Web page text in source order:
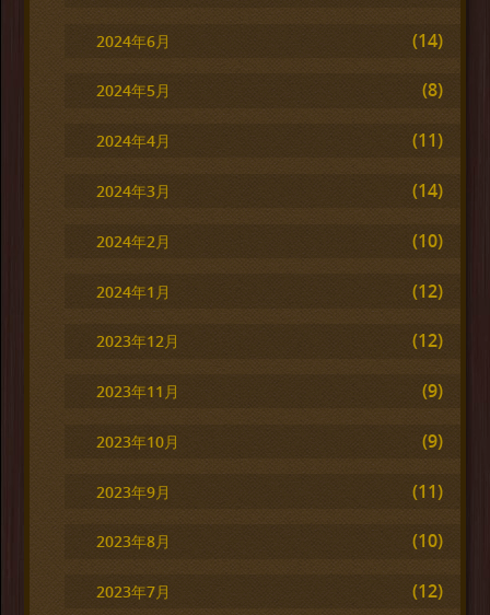
2024年6月 (14)
2024年5月 (8)
2024年4月 (11)
2024年3月 (14)
2024年2月 (10)
2024年1月 (12)
2023年12月 (12)
2023年11月 (9)
2023年10月 (9)
2023年9月 (11)
2023年8月 (10)
2023年7月 (12)